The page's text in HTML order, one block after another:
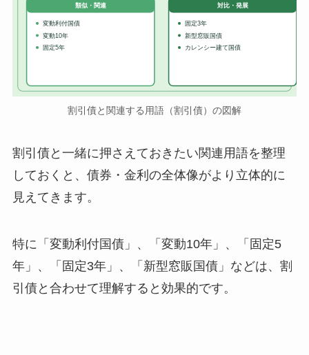
類似・関連
変動利付国債
変動10年
固定5年
対比・発展
固定3年
新型窓販国債
カレンシー建て国債
割引債と関連する用語（割引債）の図解
割引債と一緒に押さえておきたい関連用語を整理
しておくと、債券・金利の全体像がより立体的に
見えてきます。
特に「変動利付国債」、「変動10年」、「固定5
年」、「固定3年」、「新型窓販国債」などは、割
引債と合わせて理解すると効果的です。